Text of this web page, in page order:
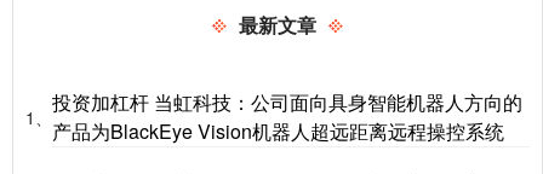
最新文章
1、
投资加杠杆 当虹科技：公司面向具身智能机器人方向的
产品为BlackEye Vision机器人超远距离远程操控系统